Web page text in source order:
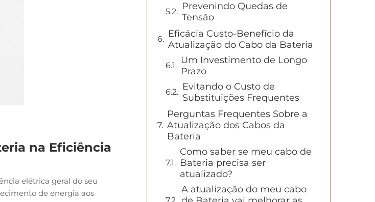
na Eficiência
elétrica geral do seu
de energia aos
Prevenindo Quedas de
Tensão
Eficácia Custo-Benefício da
Atualização do Cabo da Bateria
Um Investimento de Longo
Prazo
Evitando o Custo de
Substituições Frequentes
Perguntas Frequentes Sobre a
Atualização dos Cabos da
Bateria
Como saber se meu cabo de
Bateria precisa ser
atualizado?
A atualização do meu cabo